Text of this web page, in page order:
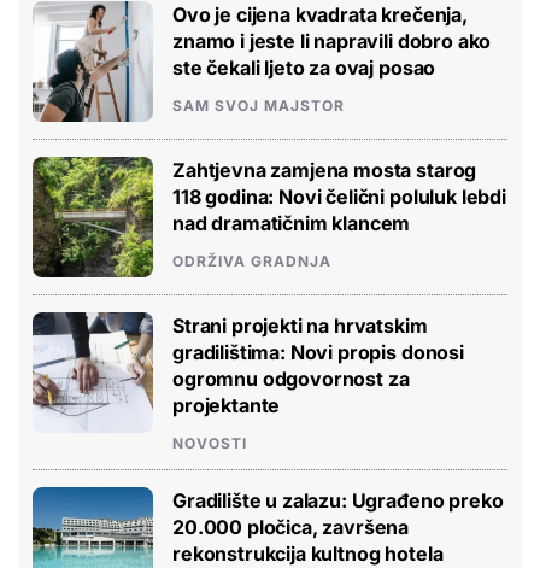
Ovo je cijena kvadrata krečenja,
znamo i jeste li napravili dobro ako
ste čekali ljeto za ovaj posao
SAM SVOJ MAJSTOR
Zahtjevna zamjena mosta starog
118 godina: Novi čelični poluluk lebdi
nad dramatičnim klancem
ODRŽIVA GRADNJA
Strani projekti na hrvatskim
gradilištima: Novi propis donosi
ogromnu odgovornost za
projektante
NOVOSTI
Gradilište u zalazu: Ugrađeno preko
20.000 pločica, završena
rekonstrukcija kultnog hotela